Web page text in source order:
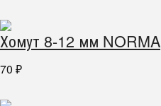
Хомут 8-12 мм NORMA
70 ₽